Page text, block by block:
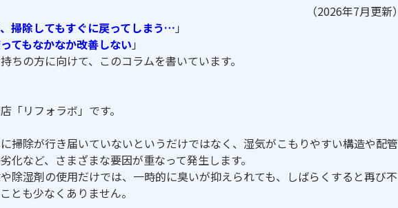
（2026年7月更新）
掃除してもすぐに戻ってしまう… 」
てもなかなか改善しない 」
ちの方に向けて、このコラムを書いています。
「リフォラボ」です。
掃除が行き届いていないというだけではなく、湿気がこもりやすい構造や配管
化など、さまざまな要因が重なって発生します。
除湿剤の使用だけでは、一時的に臭いが抑えられても、しばらくすると再び不
とも少なくありません。